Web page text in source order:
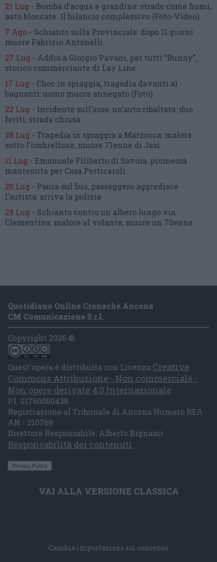
21 Lug - Bomba d’acqua e grandine: strade come fiumi,
auto bloccate. Il bilancio complessivo (Foto-Video)
7 Ago - Schianto sulla Provinciale: dopo 11 giorni
muore Fabrizio Antonelli
27 Lug - Addio a Giorgio Pavani, per tutti “Bunny”,
storico commerciante di Lay Line
17 Lug - Choc in spiaggia, tragedia davanti ai
bagnanti:uomo muore annegato (Foto)
22 Lug - Incidente sull’asse, un’auto ribaltata: due
feriti, strada chiusa
28 Lug - Tragedia in spiaggia a Marzocca: malore
sotto l’ombrellone, muore 71enne di Jesi
11 Lug - Emanuele Filiberto di Savoia: promessa
mantenuta per Casa Perticaroli
20 Lug - Paura sul bus, passeggero aggredisce
l’autista: arriva la polizia
28 Lug - Schianto contro un albero lungo via
Clementina: malore al volante, muore un 70enne
Quotidiano Online Cronache Ancona
CM Comunicazione S.r.l.
Copyright 2026 ©
Quest'opera è distribuita con Licenza Creative
Commons Attribuzione - Non commerciale -
Non opere derivate 4.0 Internazionale
P.I. 01760000438
Registrazione al Tribunale di Ancona Numero REA
AN - 210769
Direttore Responsabile: Alberto Bignami
Responsabilità dei contenuti
VAI ALLA VERSIONE CLASSICA
Cambia impostazioni sul consenso